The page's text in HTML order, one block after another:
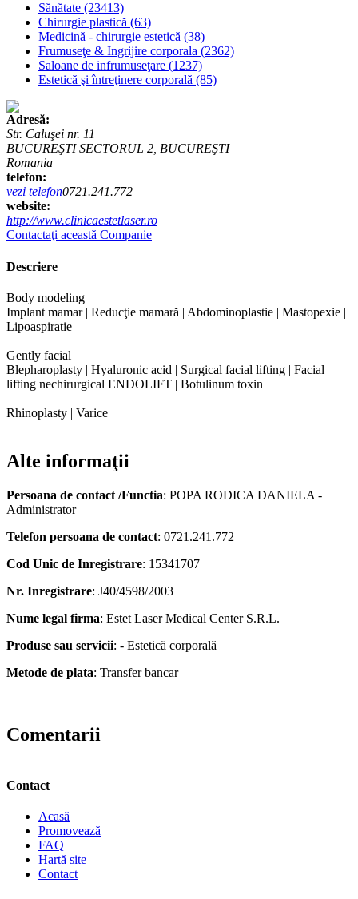
Sănătate (23413)
Chirurgie plastică (63)
Medicină - chirurgie estetică (38)
Frumuseţe & Ingrijire corporala (2362)
Saloane de infrumuseţare (1237)
Estetică şi întreţinere corporală (85)
Adresă:
Str. Caluşei nr. 11
BUCUREŞTI SECTORUL 2, BUCUREŞTI
Romania
telefon:
vezi telefon0721.241.772
website:
http://www.clinicaestetlaser.ro
Contactaţi această Companie
Descriere
Body modeling
Implant mamar | Reducţie mamară | Abdominoplastie | Mastopexie |
Lipoaspiratie
Gently facial
Blepharoplasty | Hyaluronic acid | Surgical facial lifting | Facial
lifting nechirurgical ENDOLIFT | Botulinum toxin
Rhinoplasty | Varice
Alte informaţii
Persoana de contact /Functia: POPA RODICA DANIELA -
Administrator
Telefon persoana de contact: 0721.241.772
Cod Unic de Inregistrare: 15341707
Nr. Inregistrare: J40/4598/2003
Nume legal firma: Estet Laser Medical Center S.R.L.
Produse sau servicii: - Estetică corporală
Metode de plata: Transfer bancar
Comentarii
Contact
Acasă
Promovează
FAQ
Hartă site
Contact